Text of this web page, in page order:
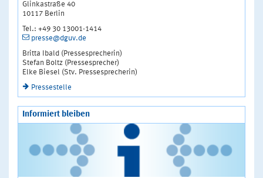
Glinkastraße 40
10117 Berlin
Tel.: +49 30 13001-1414
presse@dguv.de
Britta Ibald (Pressesprecherin)
Stefan Boltz (Pressesprecher)
Elke Biesel (Stv. Pressesprecherin)
Pressestelle
Informiert bleiben